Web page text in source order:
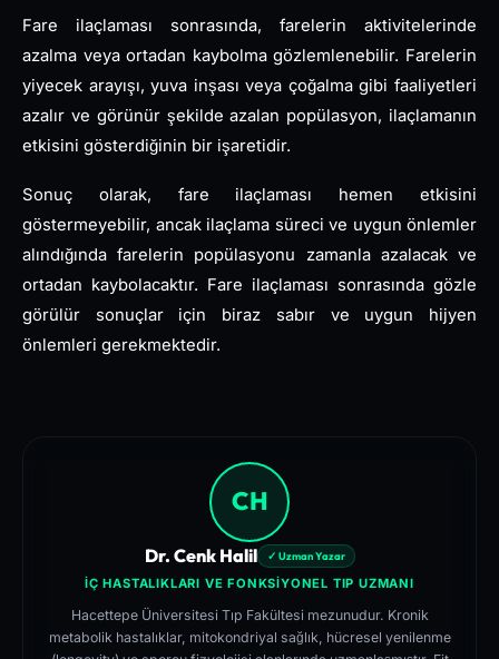
Fare ilaçlaması sonrasında, farelerin aktivitelerinde
azalma veya ortadan kaybolma gözlemlenebilir. Farelerin
yiyecek arayışı, yuva inşası veya çoğalma gibi faaliyetleri
azalır ve görünür şekilde azalan popülasyon, ilaçlamanın
etkisini gösterdiğinin bir işaretidir.
Sonuç olarak, fare ilaçlaması hemen etkisini
göstermeyebilir, ancak ilaçlama süreci ve uygun önlemler
alındığında farelerin popülasyonu zamanla azalacak ve
ortadan kaybolacaktır. Fare ilaçlaması sonrasında gözle
görülür sonuçlar için biraz sabır ve uygun hijyen
önlemleri gerekmektedir.
CH
Dr. Cenk Halil ✓ Uzman Yazar
İÇ HASTALIKLARI VE FONKSIYONEL TIP UZMANI
Hacettepe Üniversitesi Tıp Fakültesi mezunudur. Kronik
metabolik hastalıklar, mitokondriyal sağlık, hücresel yenilenme